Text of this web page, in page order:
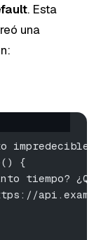
. Esta
una
impredecible
{
tiempo?